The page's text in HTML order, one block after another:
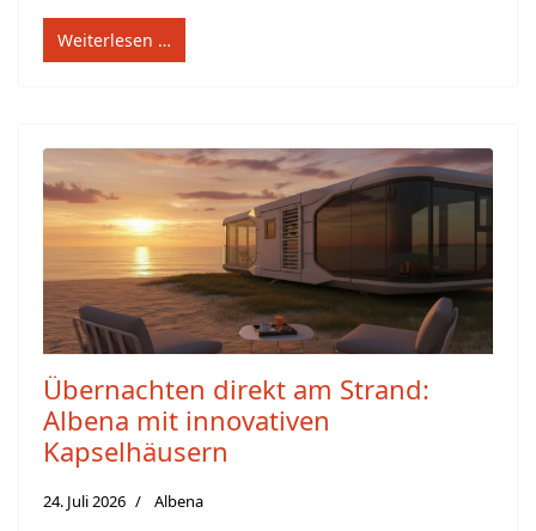
Weiterlesen …
Übernachten direkt am Strand:
Albena mit innovativen
Kapselhäusern
24. Juli 2026 Albena